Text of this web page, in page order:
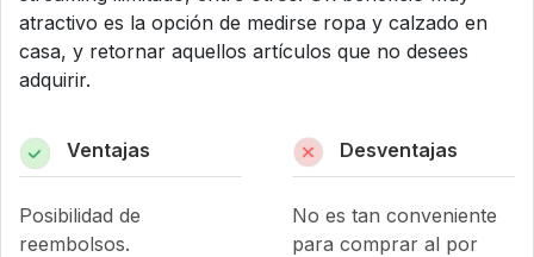
atractivo es la opción de medirse ropa y calzado en
casa, y retornar aquellos artículos que no desees
adquirir.
Ventajas
Posibilidad de
reembolsos.
Desventajas
No es tan conveniente
para comprar al por